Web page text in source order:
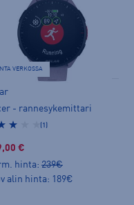
VERKOSSA
- rannesykemittari
(1)
€
hinta: 239€
alin hinta: 189€